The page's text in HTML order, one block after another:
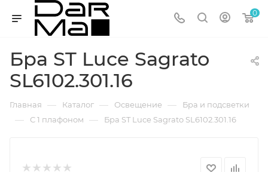
0
Бра ST Luce Sagrato
SL6102.301.16
Главная — Каталог — Освещение — Бра и подсветки
— С 1 плафоном — Бра ST Luce Sagrato SL6102.301.16